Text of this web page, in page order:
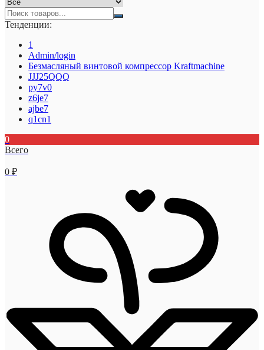
Тенденции:
1
Admin/login
Безмасляный винтовой компрессор Kraftmaсhine
JJJ25QQQ
py7v0
z6je7
ajbe7
q1cn1
0
Всего
0 ₽